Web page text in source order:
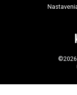
©2026